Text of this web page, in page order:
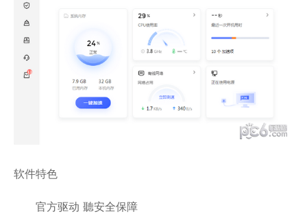
软件特色
官方驱动 聽安全保障